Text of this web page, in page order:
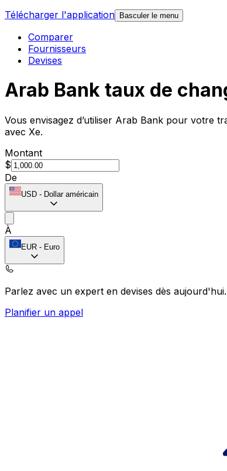
Télécharger l'application Basculer le menu
Comparer
Fournisseurs
Devises
Arab Bank taux de
Vous envisagez d’utiliser Arab Bank pour votre
avec Xe.
Montant
$
De
USD - Dollar américain
À
EUR - Euro
Parlez avec un expert en devises dès aujourd'hui.
Planifier un appel